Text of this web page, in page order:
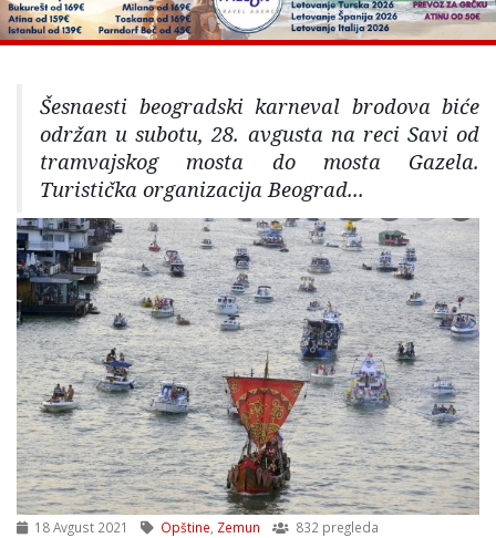
Šesnaesti beogradski karneval brodova biće
održan u subotu, 28. avgusta na reci Savi od
tramvajskog mosta do mosta Gazela.
Turistička organizacija Beograd...
18 Avgust 2021 Opštine, Zemun
832 pregleda